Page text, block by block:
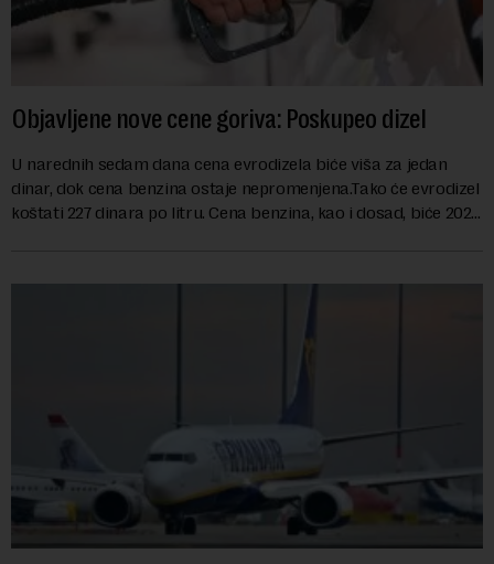
Objavljene nove cene goriva: Poskupeo dizel
U narednih sedam dana cena evrodizela biće viša za jedan
dinar, dok cena benzina ostaje nepromenjena.Tako će evrodizel
koštati 227 dinara po litru. Cena benzina, kao i dosad, biće 202